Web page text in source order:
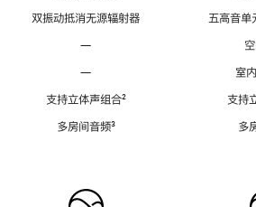
双振动抵消无源辐射器
—
—
支持立体声组合脚
²
多房间音频脚
³
五高音单
室
支持
多